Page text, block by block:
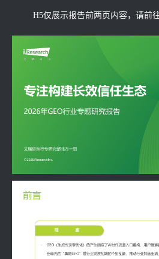
H5仅展示报告前两页内容，请前